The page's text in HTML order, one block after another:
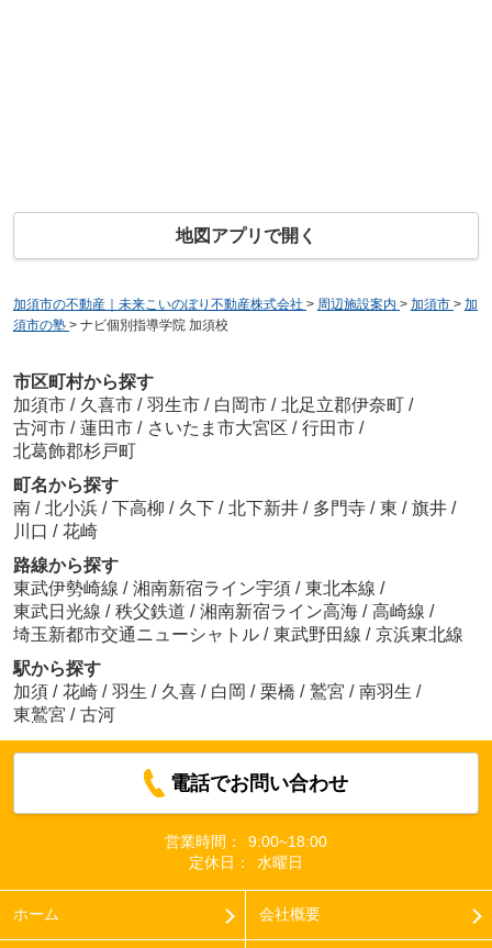
地図アプリで開く
加須市の不動産｜未来こいのぼり不動産株式会社 > 周辺施設案内 > 加須市 > 加
須市の塾 > ナビ個別指導学院 加須校
市区町村から探す
加須市 / 久喜市 / 羽生市 / 白岡市 / 北足立郡伊奈町 /
古河市 / 蓮田市 / さいたま市大宮区 / 行田市 /
北葛飾郡杉戸町
町名から探す
南 / 北小浜 / 下高柳 / 久下 / 北下新井 / 多門寺 / 東 / 旗井 /
川口 / 花崎
路線から探す
東武伊勢崎線 / 湘南新宿ライン宇須 / 東北本線 /
東武日光線 / 秩父鉄道 / 湘南新宿ライン高海 / 高崎線 /
埼玉新都市交通ニューシャトル / 東武野田線 / 京浜東北線
駅から探す
加須 / 花崎 / 羽生 / 久喜 / 白岡 / 栗橋 / 鷲宮 / 南羽生 /
東鷲宮 / 古河
電話でお問い合わせ
営業時間：
9:00~18:00
定休日：
水曜日
ホーム 会社概要